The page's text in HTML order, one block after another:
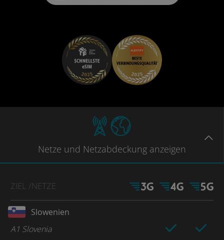
Netze und Netzabdeckung anzeigen
ZIEL /NETZE
Slowenien
A1 Slovenia